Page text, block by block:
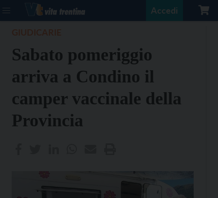
Accedi
Sabato pomeriggio
arriva a Condino il
camper vaccinale della
Provincia